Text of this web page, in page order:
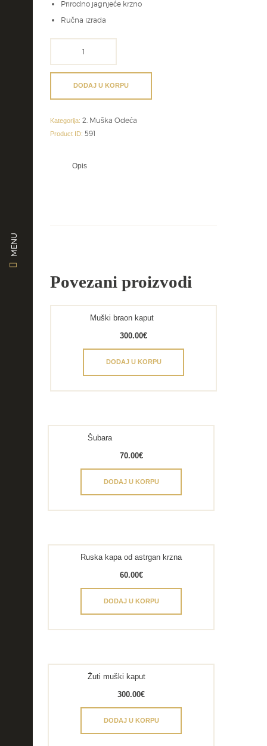
MENU
Prirodno jagnjeće krzno
Ručna izrada
sa
rajfešlusomDODAJ U KORPU
Kategorija: 2. Muška Odeća
Product ID: 591
Opis
Povezani proizvodi
Muški braon kaput
300.00€
DODAJ U KORPU
Šubara
70.00€
DODAJ U KORPU
Ruska kapa od astrgan krzna
60.00€
DODAJ U KORPU
Žuti muški kaput
300.00€
DODAJ U KORPU